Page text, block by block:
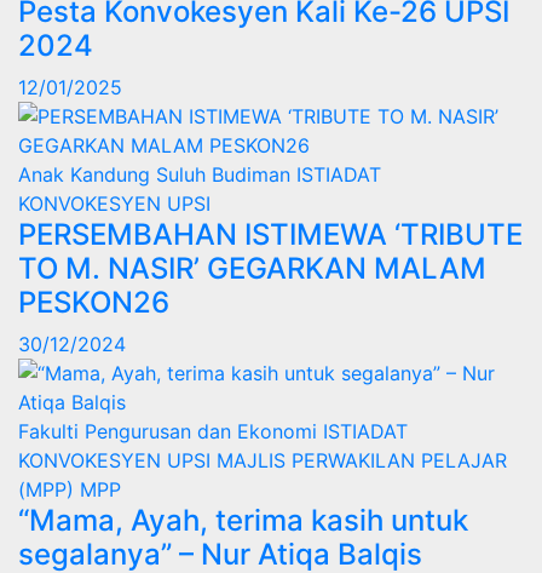
Pesta Konvokesyen Kali Ke-26 UPSI
2024
12/01/2025
Anak Kandung Suluh Budiman ISTIADAT
KONVOKESYEN UPSI
PERSEMBAHAN ISTIMEWA ‘TRIBUTE
TO M. NASIR’ GEGARKAN MALAM
PESKON26
30/12/2024
Fakulti Pengurusan dan Ekonomi ISTIADAT
KONVOKESYEN UPSI MAJLIS PERWAKILAN PELAJAR
(MPP) MPP
“Mama, Ayah, terima kasih untuk
segalanya” – Nur Atiqa Balqis